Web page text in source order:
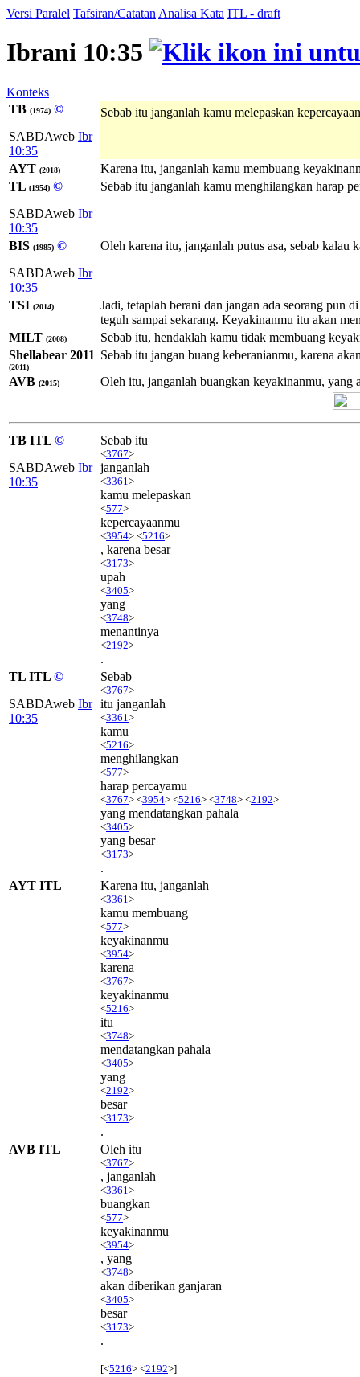
Versi Paralel Tafsiran/Catatan Analisa Kata ITL - draft
Ibrani 10:35
Konteks
TB (1974) ©
SABDAweb Ibr
10:35
Sebab itu janganlah kamu melepaskan
AYT (2018)
Karena itu, janganlah kamu membuang
TL (1954) ©
SABDAweb Ibr
10:35
Sebab itu janganlah kamu menghilangkan harap
BIS (1985) ©
SABDAweb Ibr
10:35
Oleh karena itu, janganlah putus asa, sebab kalau
TSI (2014)
Jadi, tetaplah berani dan jangan ada seorang pun
teguh sampai sekarang. Keyakinanmu itu akan
MILT (2008)
Sebab itu, hendaklah kamu tidak membuang
Shellabear 2011
(2011)
Sebab itu jangan buang keberanianmu, karena
AVB (2015) Oleh itu, janganlah buangkan keyakinanmu, yang
TB ITL ©
SABDAweb Ibr
10:35
Sebab itu
<3767>
janganlah
<3361 >
kamu melepaskan
<577>
kepercayaanmu
<3954> <5216>
, karena besar
<3173>
upah
<3405>
yang
<3748>
menantinya
<2192>
.
TL ITL ©
SABDAweb Ibr
10:35
Sebab
<3767>
itu janganlah
<3361 >
kamu
<5216>
menghilangkan
<577>
harap percayamu
<3767> <3954> <5216> <3748> <2192>
yang mendatangkan pahala
<3405>
yang besar
<3173>
.
AYT ITL
Karena itu, janganlah
<3361 >
kamu membuang
<577>
keyakinanmu
<3954>
karena
<3767>
keyakinanmu
<5216>
itu
<3748>
mendatangkan pahala
<3405>
yang
<2192>
besar
<3173>
.
AVB ITL
Oleh itu
<3767>
, janganlah
<3361 >
buangkan
<577>
keyakinanmu
<3954>
, yang
<3748>
akan diberikan ganjaran
<3405>
besar
<3173>
.
[<5216> <2192>]